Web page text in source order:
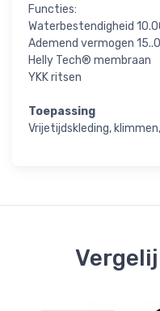
Functies:
Waterbestendigheid
Ademend vermogen
Helly Tech® membraan
YKK ritsen
Toepassing
Vrijetijdskleding,